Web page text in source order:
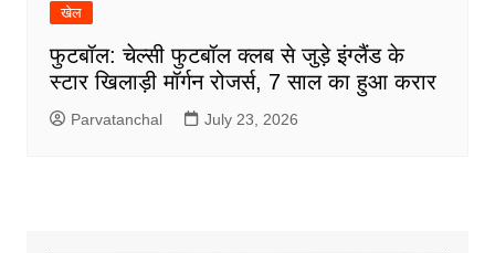
खेल
फुटबॉल: चेल्सी फुटबॉल क्लब से जुड़े इंग्लैंड के
स्टार खिलाड़ी मॉर्गन रोजर्स, 7 साल का हुआ करार
Parvatanchal July 23, 2026